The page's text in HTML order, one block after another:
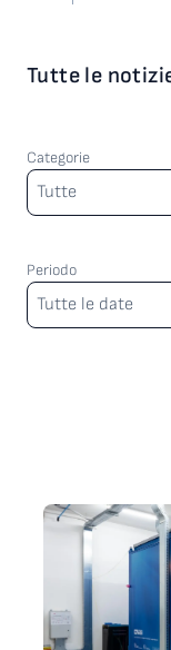
Tutte le
Categorie
Categorie
Tutte
Periodo
Periodo
Tutte le date